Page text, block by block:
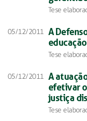
Tese
05/12/2011 A
Tese
05/12/2011 A
efetivar
justiça
Tese